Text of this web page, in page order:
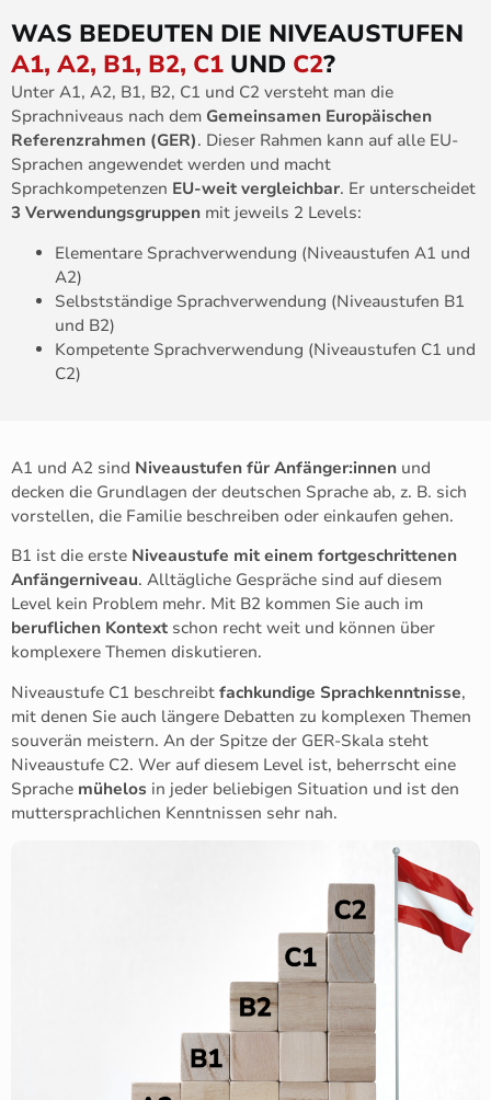
WAS BEDEUTEN DIE NIVEAUSTUFEN
A1, A2, B1, B2, C1 UND C2?
Unter A1, A2, B1, B2, C1 und C2 versteht man die
Sprachniveaus nach dem Gemeinsamen Europäischen
Referenzrahmen (GER). Dieser Rahmen kann auf alle EU-
Sprachen angewendet werden und macht
Sprachkompetenzen EU-weit vergleichbar. Er unterscheidet
3 Verwendungsgruppen mit jeweils 2 Levels:
Elementare Sprachverwendung (Niveaustufen A1 und
A2)
Selbstständige Sprachverwendung (Niveaustufen B1
und B2)
Kompetente Sprachverwendung (Niveaustufen C1 und
C2)
A1 und A2 sind Niveaustufen für Anfänger:innen und
decken die Grundlagen der deutschen Sprache ab, z. B. sich
vorstellen, die Familie beschreiben oder einkaufen gehen.
B1 ist die erste Niveaustufe mit einem fortgeschrittenen
Anfängerniveau. Alltägliche Gespräche sind auf diesem
Level kein Problem mehr. Mit B2 kommen Sie auch im
beruflichen Kontext schon recht weit und können über
komplexere Themen diskutieren.
Niveaustufe C1 beschreibt fachkundige Sprachkenntnisse,
mit denen Sie auch längere Debatten zu komplexen Themen
souverän meistern. An der Spitze der GER-Skala steht
Niveaustufe C2. Wer auf diesem Level ist, beherrscht eine
Sprache mühelos in jeder beliebigen Situation und ist den
muttersprachlichen Kenntnissen sehr nah.